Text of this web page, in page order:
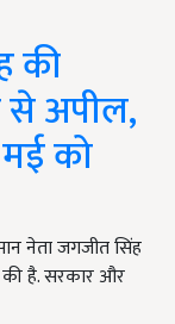
की
से अपील,
को
नेता जगजीत सिंह
है. सरकार और